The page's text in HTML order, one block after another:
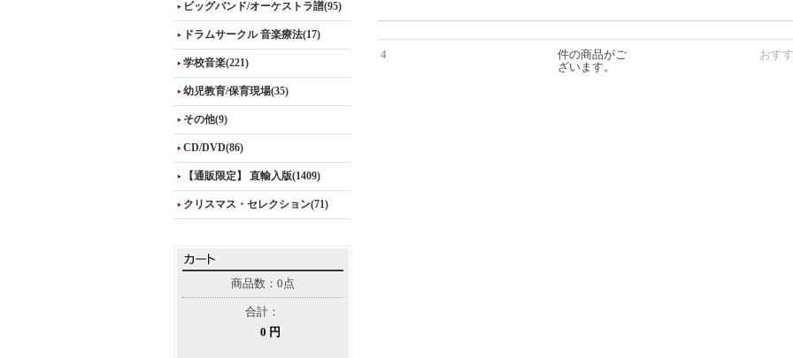
ビッグバンド/オーケストラ譜(95)
ドラムサークル 音楽療法(17)
学校音楽(221)
幼児教育/保育現場(35)
その他(9)
CD/DVD(86)
【通販限定】 直輸入版(1409)
クリスマス・セレクション(71)
商品数：0点
合計：
0 円
4
件の商品がご
ざいます。
おす